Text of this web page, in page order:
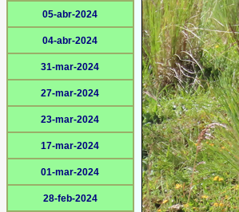
05-abr-2024
04-abr-2024
31-mar-2024
27-mar-2024
23-mar-2024
17-mar-2024
01-mar-2024
28-feb-2024